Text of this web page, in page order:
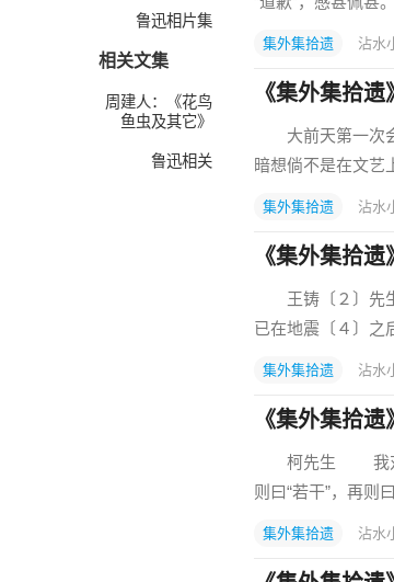
鲁迅相片集
相关文集
周建人：《花鸟
鱼虫及其它》
鲁迅相关
集外集拾遗 沾水
《集外集拾
大前天第一次会
暗想倘不是在文
集外集拾遗 沾水
《集外集拾
王铸〔２〕先
已在地震〔４〕之
集外集拾遗 沾水
《集外集拾
柯先生 我对我
则曰“若干”，再则
集外集拾遗 沾水